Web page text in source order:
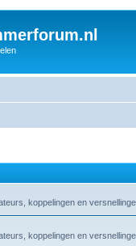
koppelingen en
koppelingen en